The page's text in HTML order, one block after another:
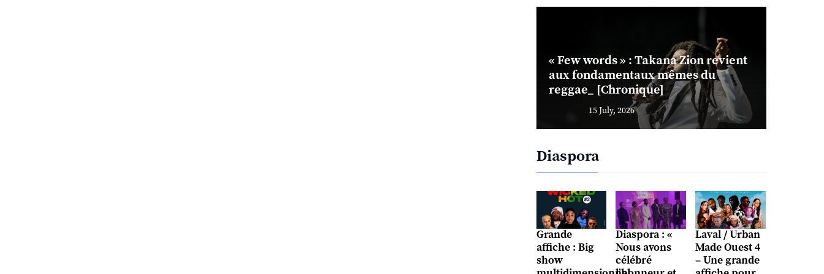
« Few words » : Takana Zion revient
aux fondamentaux mêmes du
reggae_ [Chronique]
15 July, 2026
Diaspora
Grande
affiche : Big
show
Diaspora : «
Nous avons
célébré
Laval / Urban
Made Ouest 4
– Une grande